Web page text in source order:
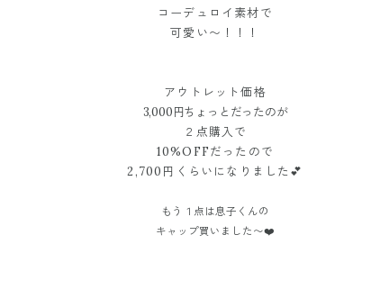
コーデュロイ素材で
可愛い〜！！！
アウトレット価格
3,000円ちょっとだったのが
２点購入で
10%OFFだったので
2,700円くらいになりました💕
もう１点は息子くんの
キャップ買いました〜❤️